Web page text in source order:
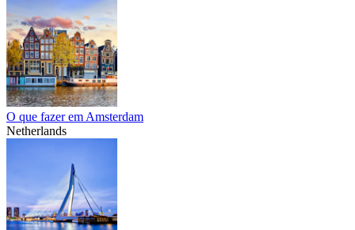
O que fazer em Amsterdam
Netherlands